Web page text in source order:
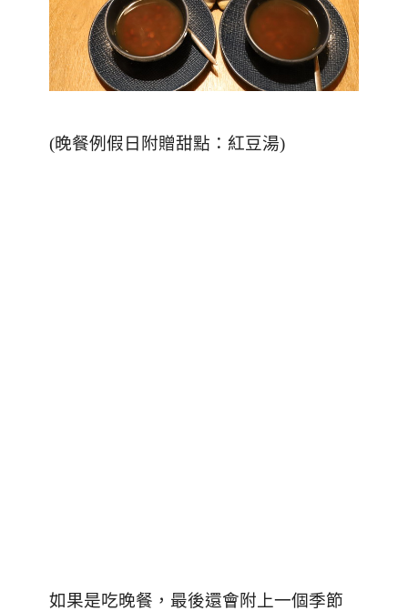
(晚餐例假日附贈甜點：紅豆湯)
如果是吃晚餐，最後還會附上一個季節